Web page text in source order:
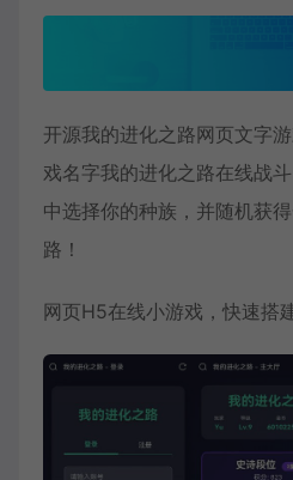
开源我的进化之路网页文字
戏名字我的进化之路在线战
中选择你的种族，并随机获
路！
网页H5在线小游戏，快速搭